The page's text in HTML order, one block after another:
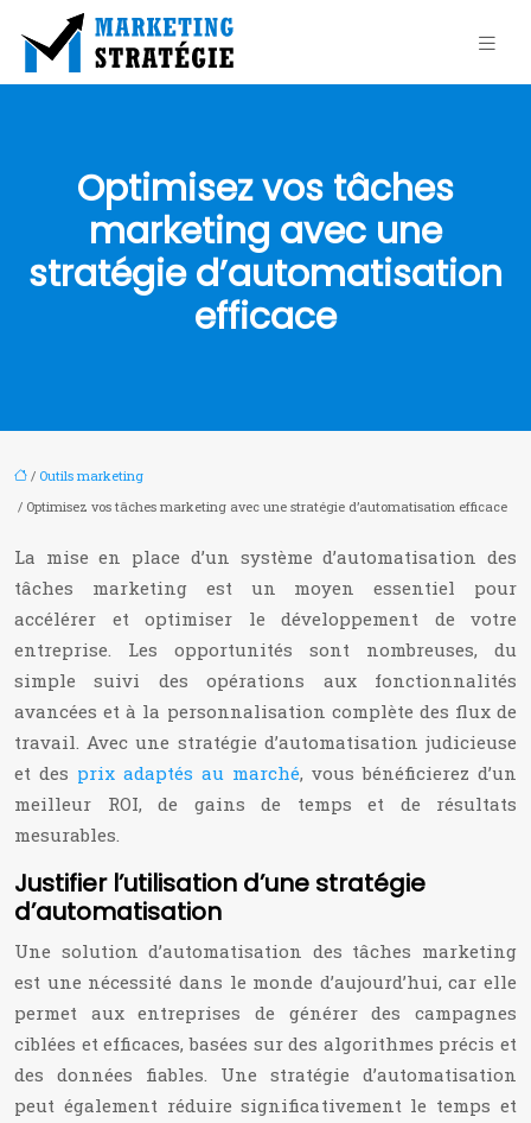
Optimisez vos tâches
marketing avec une
stratégie d’automatisation
efficace
/ Outils marketing
/ Optimisez vos tâches marketing avec une stratégie d’automatisation efficace
La mise en place d’un système d’automatisation des
tâches marketing est un moyen essentiel pour
accélérer et optimiser le développement de votre
entreprise. Les opportunités sont nombreuses, du
simple suivi des opérations aux fonctionnalités
avancées et à la personnalisation complète des flux de
travail. Avec une stratégie d’automatisation judicieuse
et des prix adaptés au marché, vous bénéficierez d’un
meilleur ROI, de gains de temps et de résultats
mesurables.
Justifier l’utilisation d’une stratégie
d’automatisation
Une solution d’automatisation des tâches marketing
est une nécessité dans le monde d’aujourd’hui, car elle
permet aux entreprises de générer des campagnes
ciblées et efficaces, basées sur des algorithmes précis et
des données fiables. Une stratégie d’automatisation
peut également réduire significativement le temps et